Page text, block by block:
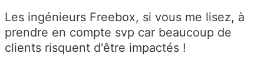
Les ingénieurs Freebox, si vous me lisez, à
prendre en compte svp car beaucoup de
clients risquent d'être impactés !